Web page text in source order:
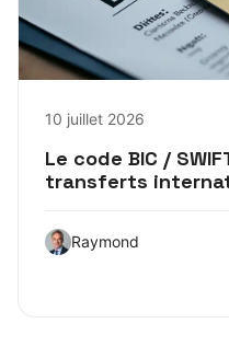
10 juillet 2026
Le code BIC /
transferts
Raymond